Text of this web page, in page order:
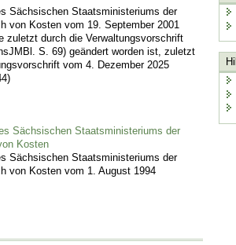
Sächsischen Staatsministeriums der
von Kosten vom 19. September 2001
zuletzt durch die Verwaltungsvorschrift
S. 69) geändert worden ist, zuletzt
vom 4. Dezember 2025
Sächsischen Staatsministeriums der
Kosten
Sächsischen Staatsministeriums der
von Kosten vom 1. August 1994